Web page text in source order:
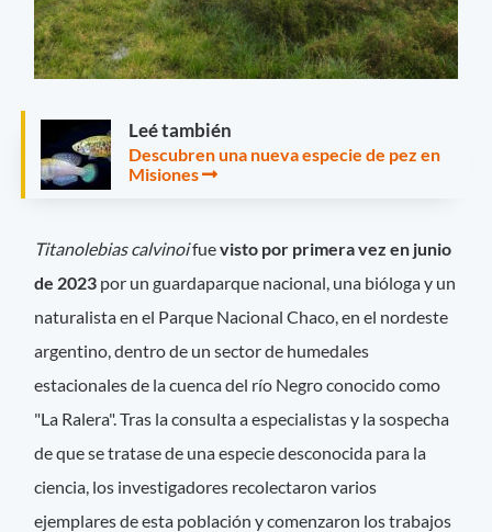
Leé también
Descubren una nueva especie de pez en
Misiones
Titanolebias calvinoifuevisto por primera vez en junio
de 2023 por un guardaparque nacional, una bióloga y un
naturalista en el Parque Nacional Chaco, en el nordeste
argentino, dentro de un sector de humedales
estacionales de la cuenca del río Negro conocido como
"La Ralera". Tras la consulta a especialistas y la sospecha
de que se tratase de una especie desconocida para la
ciencia, los investigadores recolectaron varios
ejemplares de esta población y comenzaron los trabajos